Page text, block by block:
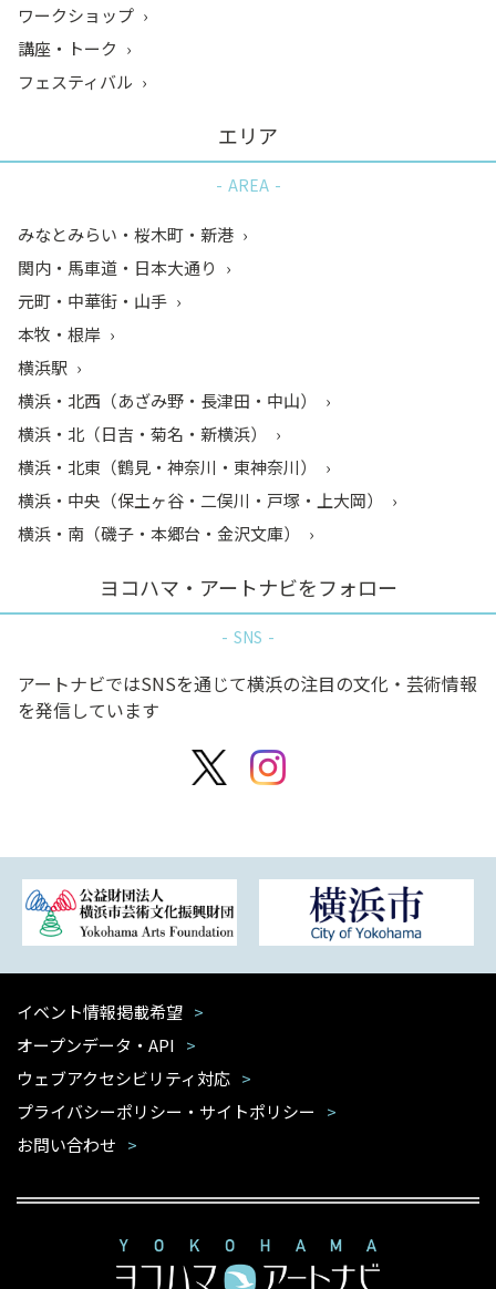
ワークショップ
講座・トーク
フェスティバル
エリア
AREA
みなとみらい・桜木町・新港
関内・馬車道・日本大通り
元町・中華街・山手
本牧・根岸
横浜駅
横浜・北西（あざみ野・長津田・中山）
横浜・北（日吉・菊名・新横浜）
横浜・北東（鶴見・神奈川・東神奈川）
横浜・中央（保土ヶ谷・二俣川・戸塚・上大岡）
横浜・南（磯子・本郷台・金沢文庫）
ヨコハマ・アートナビをフォロー
SNS
アートナビではSNSを通じて横浜の注目の文化・芸術情報
を発信しています
イベント情報掲載希望
オープンデータ・API
ウェブアクセシビリティ対応
プライバシーポリシー・サイトポリシー
お問い合わせ